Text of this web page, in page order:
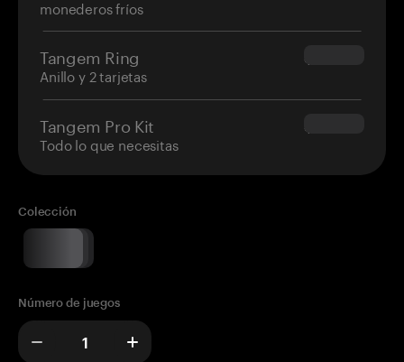
monederos fríos
Tangem Ring
Anillo y 2 tarjetas
$160.00
Tangem Pro Kit
Todo lo que necesitas
$180.00
Colección
Número de juegos